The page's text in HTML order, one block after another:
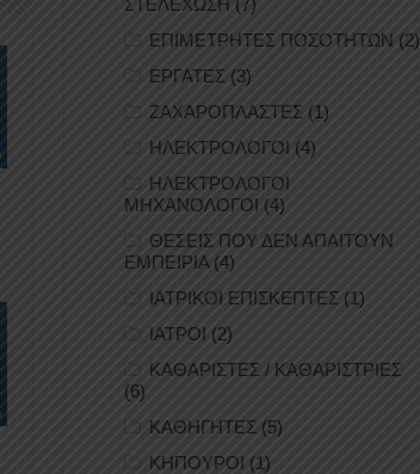
ΣΤΕΛΕΧΩΣΗ (7)
ΕΠΙΜΕΤΡΗΤΕΣ ΠΟΣΟΤΗΤΩΝ (2)
ΕΡΓΑΤΕΣ (3)
ΖΑΧΑΡΟΠΛΑΣΤΕΣ (1)
ΗΛΕΚΤΡΟΛΟΓΟΙ (4)
ΗΛΕΚΤΡΟΛΟΓΟΙ
ΜΗΧΑΝΟΛΟΓΟΙ (4)
ΘΕΣΕΙΣ ΠΟΥ ΔΕΝ ΑΠΑΙΤΟΥΝ
ΕΜΠΕΙΡΙΑ(4)
ΙΑΤΡΙΚΟΙ ΕΠΙΣΚΕΠΤΕΣ (1)
ΙΑΤΡΟΙ (2)
ΚΑΘΑΡΙΣΤΕΣ / ΚΑΘΑΡΙΣΤΡΙΕΣ
(6)
ΚΑΘΗΓΗΤΕΣ (5)
ΚΗΠΟΥΡΟΙ (1)